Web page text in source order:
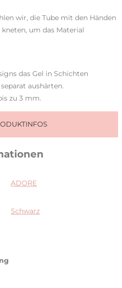
wir, die Tube mit den Händen
um das Material
das Gel in Schichten
aushärten.
zu 3 mm.
ADORE
Schwarz